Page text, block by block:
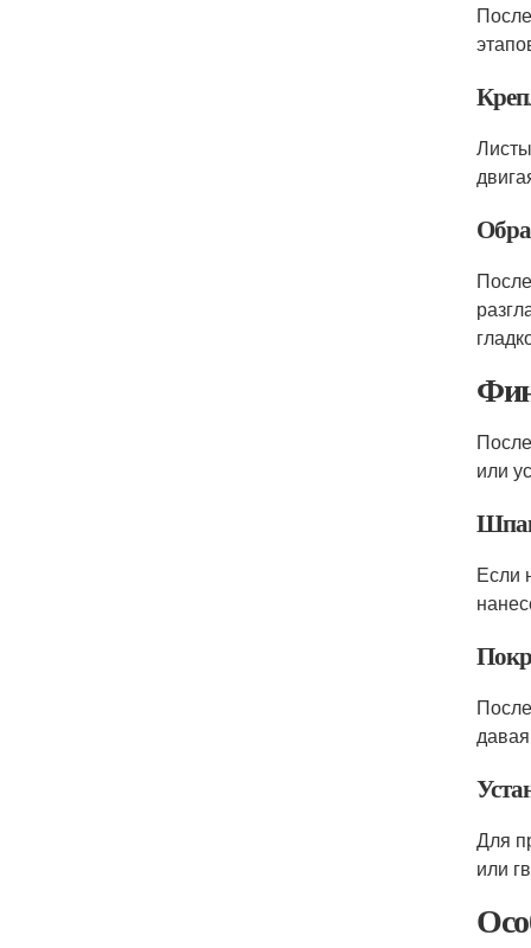
или
Если
Для
или